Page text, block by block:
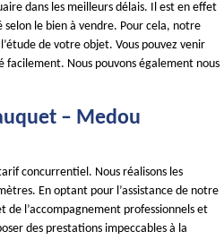
dans les meilleurs délais. Il est en effet
le bien à vendre. Pour cela, notre
de votre objet. Vous pouvez venir
Nous pouvons également nous
– Medou
concurrentiel. Nous réalisons les
En optant pour l’assistance de notre
de l’accompagnement professionnels et
des prestations impeccables à la